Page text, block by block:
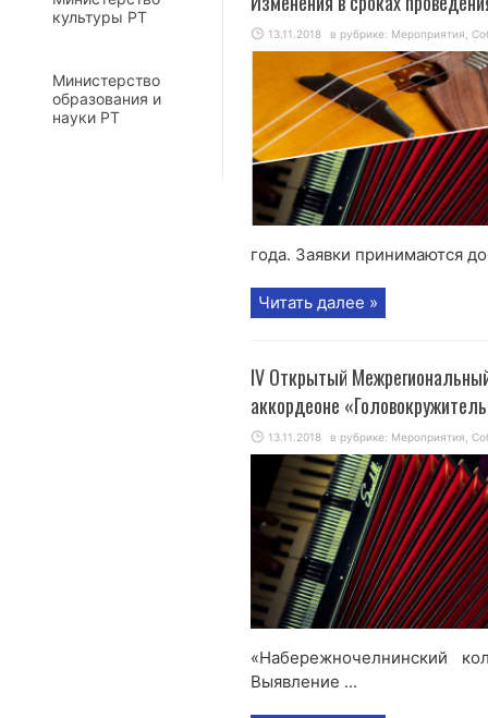
13.11.2018 в рубрике: Мероприятия
года. Заявки принимаются
Читать далее »
IV Открытый
аккордеоне
13.11.2018 в рубрике: Мероприятия
«Набережночелнинский
Выявление ...
культуры РТ
Министерство
образования и
науки РТ